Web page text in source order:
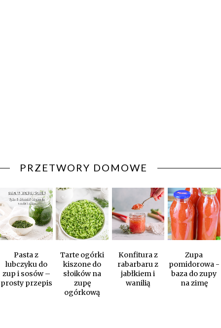
PRZETWORY DOMOWE
Pasta z
lubczyku do
zup i sosów –
prosty przepis
Tarte ogórki
kiszone do
słoików na
zupę
ogórkową
Konfitura z
rabarbaru z
jabłkiem i
wanilią
Zupa
pomidorowa -
baza do zupy
na zimę